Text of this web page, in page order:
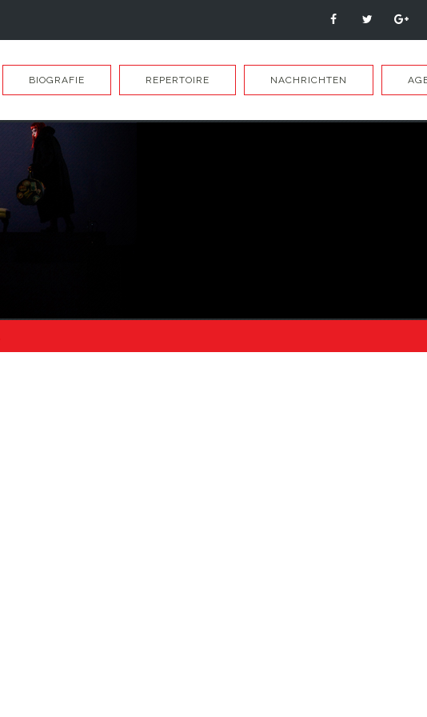
BIOGRAFIE REPERTOIRE NACHRICHTEN